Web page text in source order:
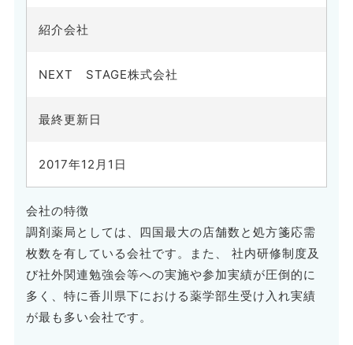
紹介会社
NEXT STAGE株式会社
最終更新日
2017年12月1日
会社の特徴
調剤薬局としては、四国最大の店舗数と処方箋応需
枚数を有している会社です。また、 社内研修制度及
び社外関連勉強会等への実施や参加実績が圧倒的に
多く、特に香川県下における薬学部生受け入れ実績
が最も多い会社です。